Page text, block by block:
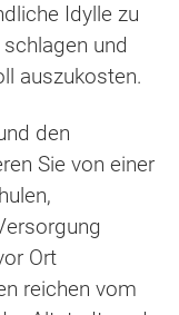
Idylle zu
und
auszukosten.
den
Sie von einer
Ort
reichen vom